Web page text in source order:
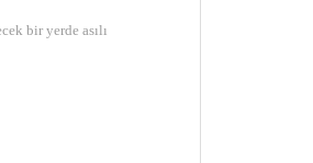
bir yerde asılı